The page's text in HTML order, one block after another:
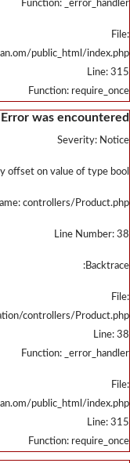
/
u323798391/domains/
/